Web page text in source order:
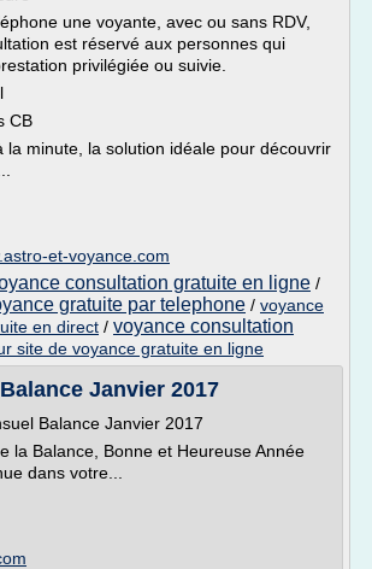
une voyante, avec ou sans RDV,
est réservé aux personnes qui
privilégiée ou suivie.
CB
la minute, la solution idéale pour découvrir
et-voyance.com
consultation gratuite en ligne /
gratuite par telephone / voyance
en direct / voyance consultation
site de voyance gratuite en ligne
Janvier 2017
Balance Janvier 2017
la Balance, Bonne et Heureuse Année
dans votre...